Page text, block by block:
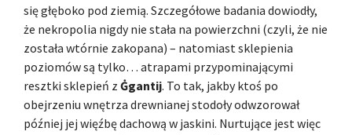
się głęboko pod ziemią. Szczegółowe badania dowiodły,
że nekropolia nigdy nie stała na powierzchni (czyli, że nie
została wtórnie zakopana) – natomiast sklepienia
poziomów są tylko… atrapami przypominającymi
resztki sklepień z Ġgantij. To tak, jakby ktoś po
obejrzeniu wnętrza drewnianej stodoły odwzorował
później jej więźbę dachową w jaskini. Nurtujące jest więc